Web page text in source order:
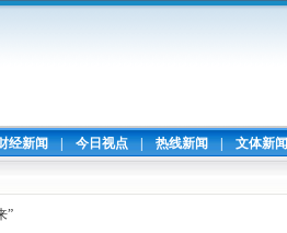
经新闻 | 今日视点 | 热线新闻 | 文体新闻
”